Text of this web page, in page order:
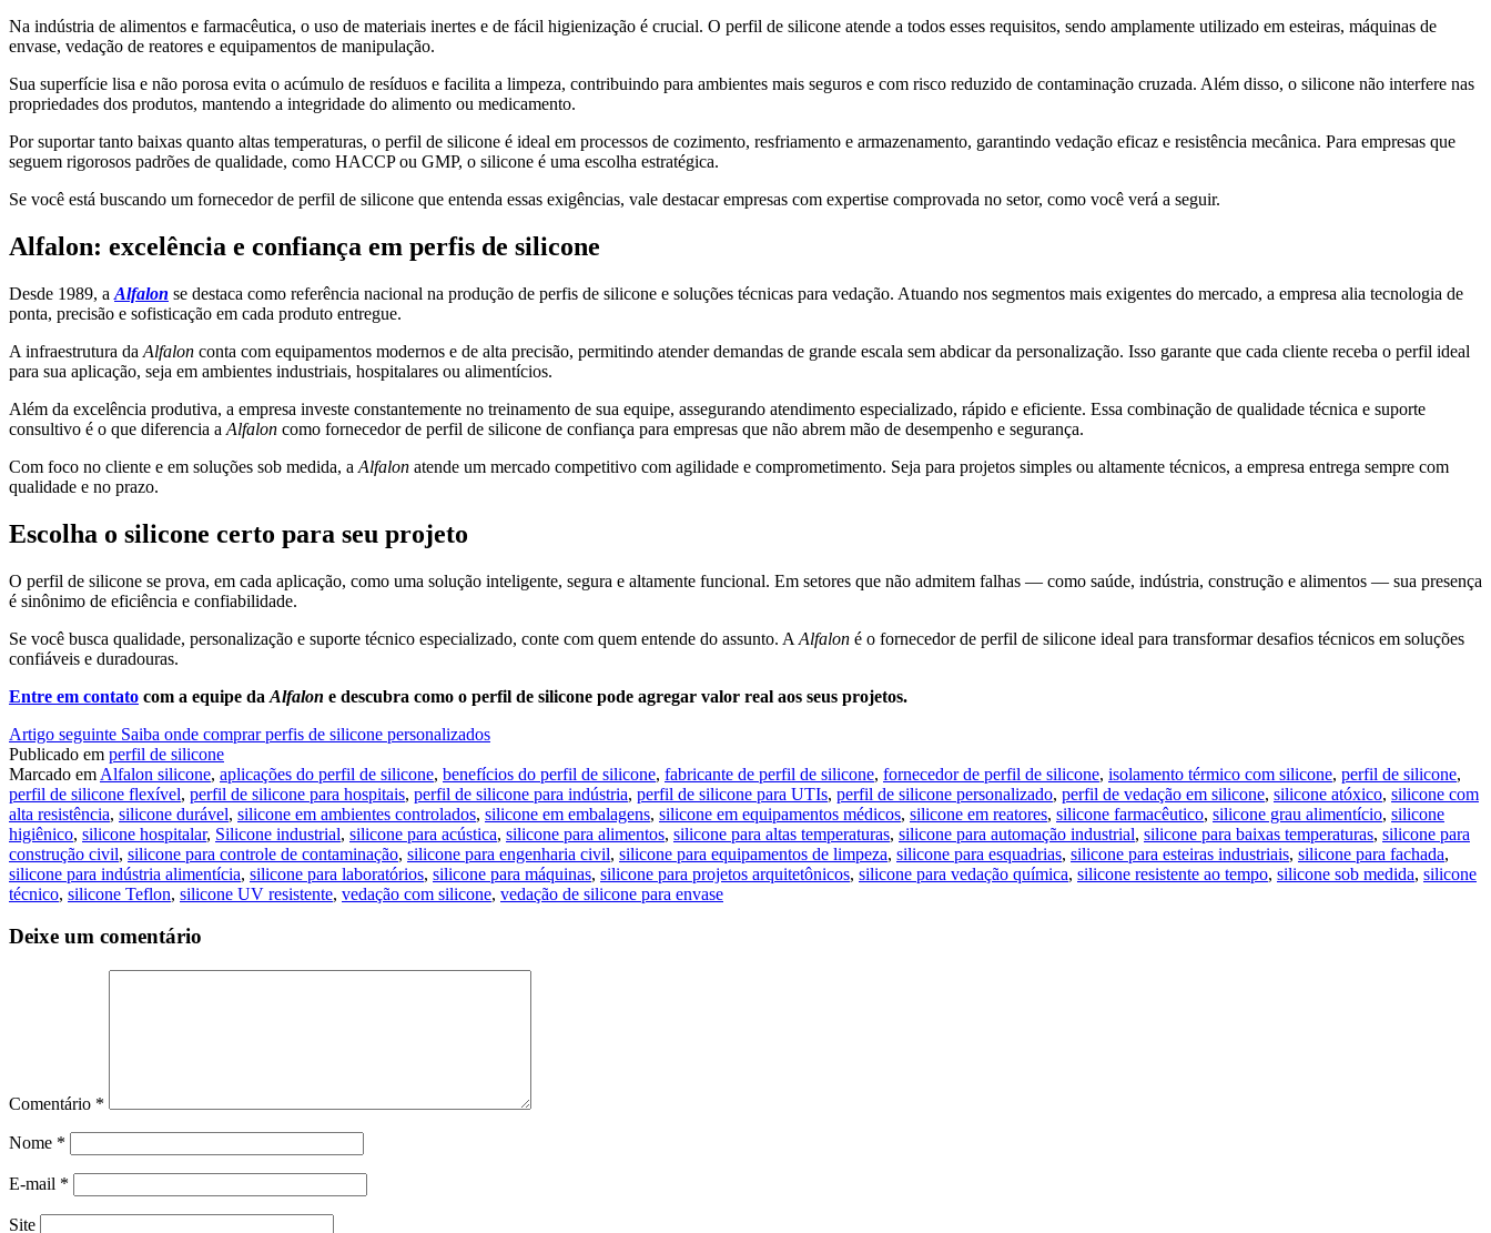
Na indústria de alimentos e farmacêutica, o uso de materiais inertes e de fácil higienização é crucial. O perfil de silicone atende a todos esses requisitos, sendo amplamente utilizado em esteiras, máquinas de
envase, vedação de reatores e equipamentos de manipulação.
Sua superfície lisa e não porosa evita o acúmulo de resíduos e facilita a limpeza, contribuindo para ambientes mais seguros e com risco reduzido de contaminação cruzada. Além disso, o silicone não interfere nas
propriedades dos produtos, mantendo a integridade do alimento ou medicamento.
Por suportar tanto baixas quanto altas temperaturas, o perfil de silicone é ideal em processos de cozimento, resfriamento e armazenamento, garantindo vedação eficaz e resistência mecânica. Para empresas que
seguem rigorosos padrões de qualidade, como HACCP ou GMP, o silicone é uma escolha estratégica.
Se você está buscando um fornecedor de perfil de silicone que entenda essas exigências, vale destacar empresas com expertise comprovada no setor, como você verá a seguir.
Alfalon: excelência e confiança em perfis de silicone
Desde 1989, a Alfalon se destaca como referência nacional na produção de perfis de silicone e soluções técnicas para vedação. Atuando nos segmentos mais exigentes do mercado, a empresa alia tecnologia de
ponta, precisão e sofisticação em cada produto entregue.
A infraestrutura da Alfalon conta com equipamentos modernos e de alta precisão, permitindo atender demandas de grande escala sem abdicar da personalização. Isso garante que cada cliente receba o perfil ideal
para sua aplicação, seja em ambientes industriais, hospitalares ou alimentícios.
Além da excelência produtiva, a empresa investe constantemente no treinamento de sua equipe, assegurando atendimento especializado, rápido e eficiente. Essa combinação de qualidade técnica e suporte
consultivo é o que diferencia a Alfalon como fornecedor de perfil de silicone de confiança para empresas que não abrem mão de desempenho e segurança.
Com foco no cliente e em soluções sob medida, a Alfalon atende um mercado competitivo com agilidade e comprometimento. Seja para projetos simples ou altamente técnicos, a empresa entrega sempre com
qualidade e no prazo.
Escolha o silicone certo para seu projeto
O perfil de silicone se prova, em cada aplicação, como uma solução inteligente, segura e altamente funcional. Em setores que não admitem falhas — como saúde, indústria, construção e alimentos — sua presença
é sinônimo de eficiência e confiabilidade.
Se você busca qualidade, personalização e suporte técnico especializado, conte com quem entende do assunto. A Alfalon é o fornecedor de perfil de silicone ideal para transformar desafios técnicos em soluções
confiáveis e duradouras.
Entre em contato com a equipe da Alfalon e descubra como o perfil de silicone pode agregar valor real aos seus projetos.
Continue
lendo
Artigo seguinte Saiba onde comprar perfis de silicone personalizados
Publicado em perfil de silicone
Marcado em Alfalon silicone, aplicações do perfil de silicone, benefícios do perfil de silicone, fabricante de perfil de silicone, fornecedor de perfil de silicone, isolamento térmico com silicone, perfil de silicone,
perfil de silicone flexível, perfil de silicone para hospitais, perfil de silicone para indústria, perfil de silicone para UTIs, perfil de silicone personalizado, perfil de vedação em silicone, silicone atóxico, silicone com
alta resistência, silicone durável, silicone em ambientes controlados, silicone em embalagens, silicone em equipamentos médicos, silicone em reatores, silicone farmacêutico, silicone grau alimentício, silicone
higiênico, silicone hospitalar, Silicone industrial, silicone para acústica, silicone para alimentos, silicone para altas temperaturas, silicone para automação industrial, silicone para baixas temperaturas, silicone para
construção civil, silicone para controle de contaminação, silicone para engenharia civil, silicone para equipamentos de limpeza, silicone para esquadrias, silicone para esteiras industriais, silicone para fachada,
silicone para indústria alimentícia, silicone para laboratórios, silicone para máquinas, silicone para projetos arquitetônicos, silicone para vedação química, silicone resistente ao tempo, silicone sob medida, silicone
técnico, silicone Teflon, silicone UV resistente, vedação com silicone, vedação de silicone para envase
Deixe um comentário
Comentário *
Nome *
E-mail *
Site